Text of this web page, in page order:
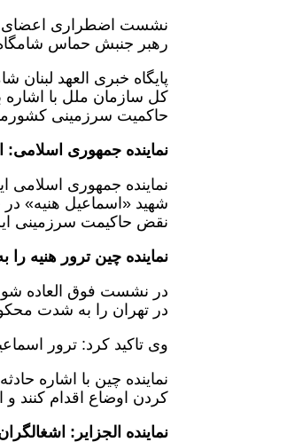
نشست اضطراری اعضای
رهبر جنبش حماس
پایگاه خبری العهد
کل سازمان ملل با اشاره
حاکمیت سرزمینی
نماینده جمهوری اسلامی:
نماینده جمهوری اسلامی
شهید «اسماعیل هنیه» در
نقض حاکیمت سرزمینی
نماینده چین ترور هنیه
در نشست فوق العاده
در تهران را به شدت
وی تاکید کرد: ترور
نماینده چین با اشاره
کردن اوضاع اقدام کنند
نماینده الجزایر: